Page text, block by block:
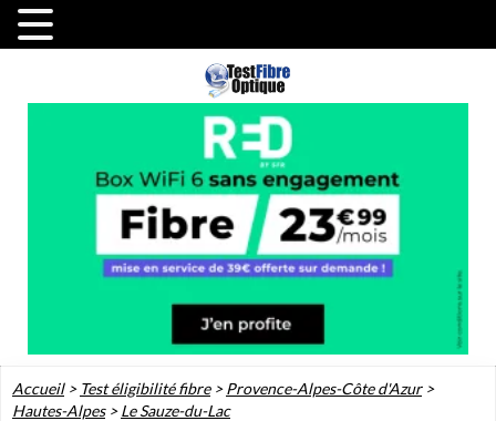
Accueil> Test éligibilité fibre>Provence-Alpes-Côte d'Azur>
Hautes-Alpes>Le Sauze-du-Lac